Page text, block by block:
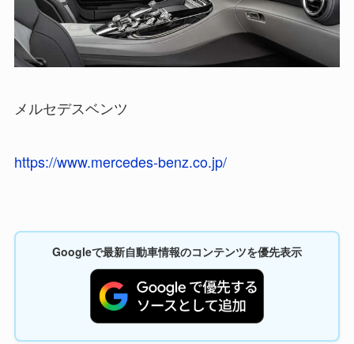
メルセデスベンツ
https://www.mercedes-benz.co.jp/
Googleで最新自動車情報のコンテンツを優先表示